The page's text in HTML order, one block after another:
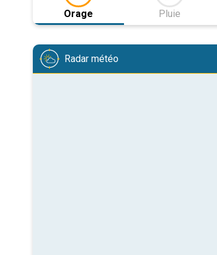
Orage Pluie
Radar météo